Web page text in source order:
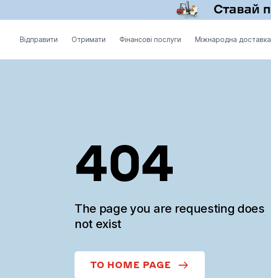
Відправити Отримати Фінансові послуги Міжнародна доставка
404
The page you are requesting does
not exist
TO HOME PAGE